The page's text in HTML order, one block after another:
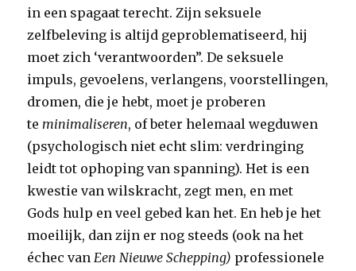
in een spagaat terecht. Zijn seksuele
zelfbeleving is altijd geproblematiseerd, hij
moet zich ‘verantwoorden”. De seksuele
impuls, gevoelens, verlangens, voorstellingen,
dromen, die je hebt, moet je proberen
teminimaliseren, of beter helemaal wegduwen
(psychologisch niet echt slim: verdringing
leidt tot ophoping van spanning). Het is een
kwestie van wilskracht, zegt men, en met
Gods hulp en veel gebed kan het. En heb je het
moeilijk, dan zijn er nog steeds (ook na het
échec vanEen Nieuwe Schepping) professionele